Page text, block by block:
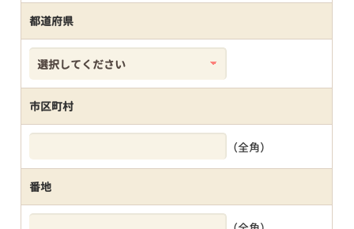
都道府県
市区町村
（全角）
番地